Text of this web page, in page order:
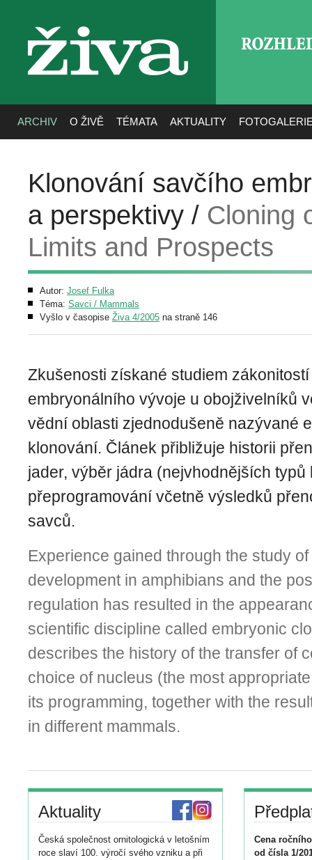
živa
ARCHIV O ŽIVĚ TÉMATA AKTUALITY
Klonování savčího
a perspektivy / Cloning
Limits and Prospects
Autor: Josef Fulka
Téma: Savci / Mammals
Vyšlo v časopise Živa 4/2005 na straně 146
Zkušenosti získané studiem
embryonálního vývoje u obojživelníků
vědní oblasti zjednodušeně nazývané
klonování. Článek přibližuje historii
jader, výběr jádra (nejvhodnějších typů
přeprogramování včetně výsledků
savců.
Experience gained through the study
development in amphibians and the
regulation has resulted in the
scientific discipline called embryonic
describes the history of the transfer of
choice of nucleus (the most
its programming, together with the
in different mammals.
Aktuality
Česká společnost ornitologická v letošním
roce slaví 100. výročí svého vzniku a při
Cena
od čísla 1/